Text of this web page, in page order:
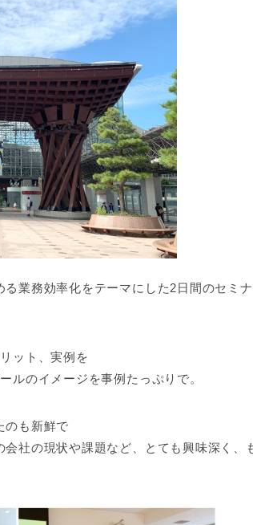
業務効率化をテーマにした2日間のセミ
ット、実例を
ルのイメージを事例たっぷりで。
のも新鮮で
社の現状や課題など、とても興味深く、